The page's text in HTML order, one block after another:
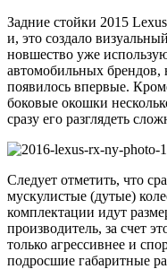
Задние стойки 2015
и, это создало
новшество уже
автомобильных брендов,
появилось впервые.
боковые окошки
сразу его разглядеть
Следует отметить, что
мускулистые (дутые)
комплектации идут
производитель, за счет
только агрессивнее и
подросшие габаритные